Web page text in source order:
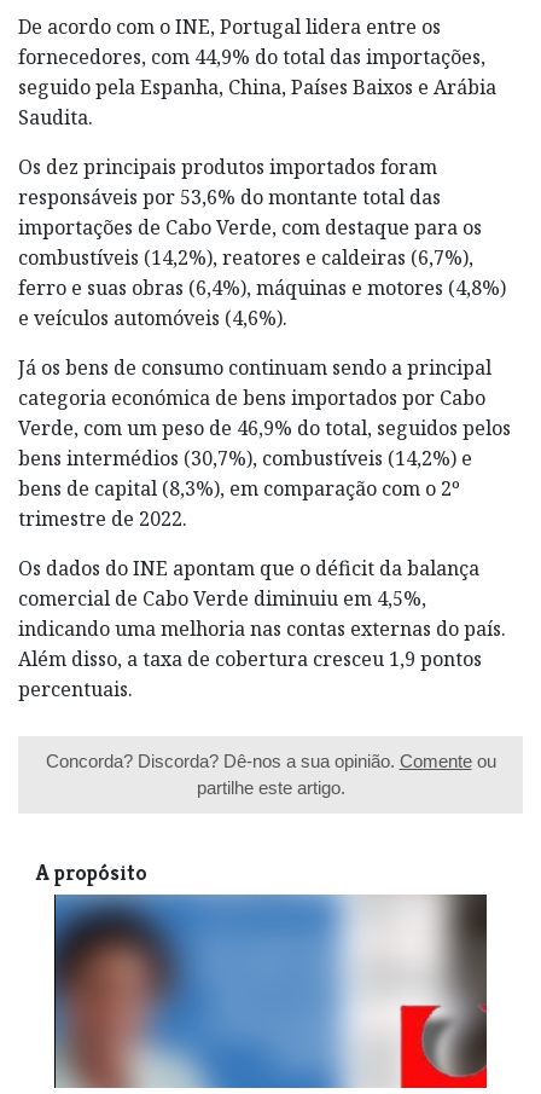
De acordo com o INE, Portugal lidera entre os
fornecedores, com 44,9% do total das importações,
seguido pela Espanha, China, Países Baixos e Arábia
Saudita.
Os dez principais produtos importados foram
responsáveis por 53,6% do montante total das
importações de Cabo Verde, com destaque para os
combustíveis (14,2%), reatores e caldeiras (6,7%),
ferro e suas obras (6,4%), máquinas e motores (4,8%)
e veículos automóveis (4,6%).
Já os bens de consumo continuam sendo a principal
categoria económica de bens importados por Cabo
Verde, com um peso de 46,9% do total, seguidos pelos
bens intermédios (30,7%), combustíveis (14,2%) e
bens de capital (8,3%), em comparação com o 2º
trimestre de 2022.
Os dados do INE apontam que o déficit da balança
comercial de Cabo Verde diminuiu em 4,5%,
indicando uma melhoria nas contas externas do país.
Além disso, a taxa de cobertura cresceu 1,9 pontos
percentuais.
Concorda? Discorda? Dê-nos a sua opinião. Comenteou
partilhe este artigo.
A propósito